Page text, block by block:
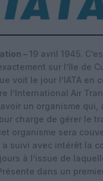
– 19 avril 1945.
sur l’île de
voit le jour l’IATA en
l’International Air
un organisme qui,
charge de gérer le
organisme sera
suivi avec intérêt la
à l’issue de
dans un